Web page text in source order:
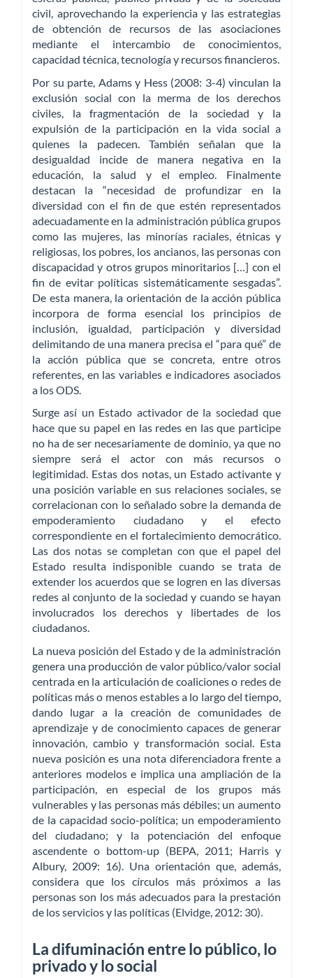
civil, aprovechando la experiencia y las estrategias
de obtención de recursos de las asociaciones
mediante el intercambio de conocimientos,
capacidad técnica, tecnología y recursos financieros.
Por su parte, Adams y Hess (2008: 3-4) vinculan la
exclusión social con la merma de los derechos
civiles, la fragmentación de la sociedad y la
expulsión de la participación en la vida social a
quienes la padecen. También señalan que la
desigualdad incide de manera negativa en la
educación, la salud y el empleo. Finalmente
destacan la “necesidad de profundizar en la
diversidad con el fin de que estén representados
adecuadamente en la administración pública grupos
como las mujeres, las minorías raciales, étnicas y
religiosas, los pobres, los ancianos, las personas con
discapacidad y otros grupos minoritarios […] con el
fin de evitar políticas sistemáticamente sesgadas”.
De esta manera, la orientación de la acción pública
incorpora de forma esencial los principios de
inclusión, igualdad, participación y diversidad
delimitando de una manera precisa el “para qué” de
la acción pública que se concreta, entre otros
referentes, en las variables e indicadores asociados
a los ODS.
Surge así un Estado activador de la sociedad que
hace que su papel en las redes en las que participe
no ha de ser necesariamente de dominio, ya que no
siempre será el actor con más recursos o
legitimidad. Estas dos notas, un Estado activante y
una posición variable en sus relaciones sociales, se
correlacionan con lo señalado sobre la demanda de
empoderamiento ciudadano y el efecto
correspondiente en el fortalecimiento democrático.
Las dos notas se completan con que el papel del
Estado resulta indisponible cuando se trata de
extender los acuerdos que se logren en las diversas
redes al conjunto de la sociedad y cuando se hayan
involucrados los derechos y libertades de los
ciudadanos.
La nueva posición del Estado y de la administración
genera una producción de valor público/valor social
centrada en la articulación de coaliciones o redes de
políticas más o menos estables a lo largo del tiempo,
dando lugar a la creación de comunidades de
aprendizaje y de conocimiento capaces de generar
innovación, cambio y transformación social. Esta
nueva posición es una nota diferenciadora frente a
anteriores modelos e implica una ampliación de la
participación, en especial de los grupos más
vulnerables y las personas más débiles; un aumento
de la capacidad socio-política; un empoderamiento
del ciudadano; y la potenciación del enfoque
ascendente o bottom-up (BEPA, 2011; Harris y
Albury, 2009: 16). Una orientación que, además,
considera que los círculos más próximos a las
personas son los más adecuados para la prestación
de los servicios y las políticas (Elvidge, 2012: 30).
La difuminación entre lo público, lo
privado y lo social